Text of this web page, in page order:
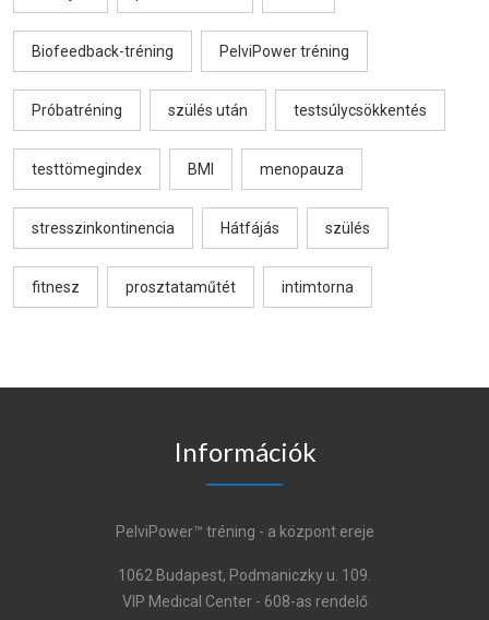
Biofeedback-tréning PelviPower tréning
Próbatréning szülés után testsúlycsökkentés
testtömegindex BMI menopauza
stresszinkontinencia Hátfájás szülés
fitnesz prosztataműtét intimtorna
Információk
PelviPower™ tréning - a központ ereje
1062 Budapest, Podmaniczky u. 109.
VIP Medical Center - 608-as rendelő